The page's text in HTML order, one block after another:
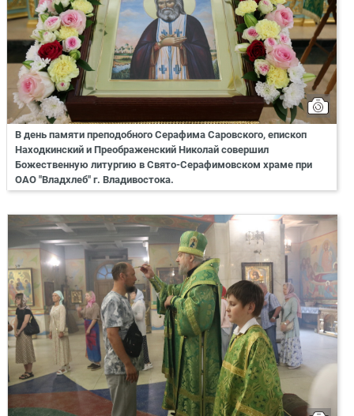
В день памяти преподобного Серафима Саровского, епископ
Находкинский и Преображенский Николай совершил
Божественную литургию в Свято-Серафимовском храме при
ОАО "Владхлеб" г. Владивостока.